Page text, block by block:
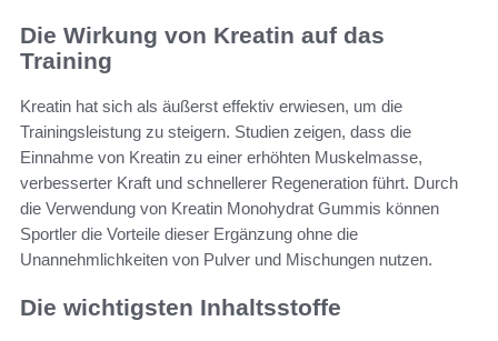
Die Wirkung von Kreatin auf das
Training
Kreatin hat sich als äußerst effektiv erwiesen, um die
Trainingsleistung zu steigern. Studien zeigen, dass die
Einnahme von Kreatin zu einer erhöhten Muskelmasse,
verbesserter Kraft und schnellerer Regeneration führt. Durch
die Verwendung von Kreatin Monohydrat Gummis können
Sportler die Vorteile dieser Ergänzung ohne die
Unannehmlichkeiten von Pulver und Mischungen nutzen.
Die wichtigsten Inhaltsstoffe